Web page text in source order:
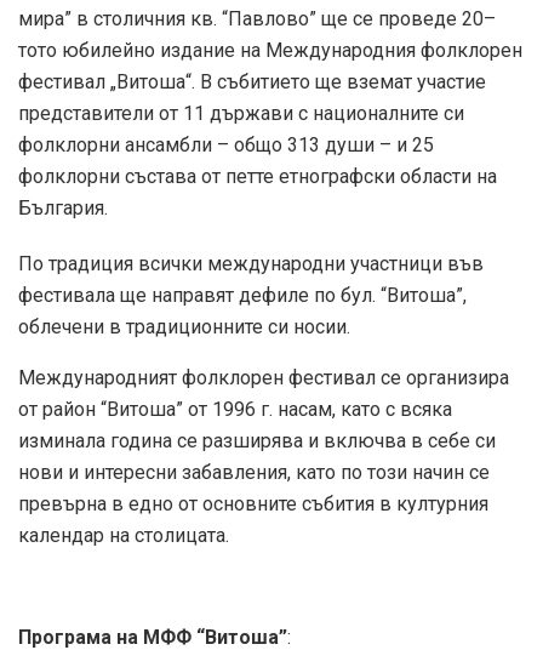
мира” в столичния кв. “Павлово” ще се проведе 20–
тото юбилейно издание на Международния фолклорен
фестивал „Витоша“. В събитието ще вземат участие
представители от 11 държави с националните си
фолклорни ансамбли – общо 313 души – и 25
фолклорни състава от петте етнографски области на
България.
По традиция всички международни участници във
фестивала ще направят дефиле по бул. “Витоша”,
облечени в традиционните си носии.
Международният фолклорен фестивал се организира
от район “Витоша” от 1996 г. насам, като с всяка
изминала година се разширява и включва в себе си
нови и интересни забавления, като по този начин се
превърна в едно от основните събития в културния
календар на столицата.
Програма на МФФ “Витоша”: